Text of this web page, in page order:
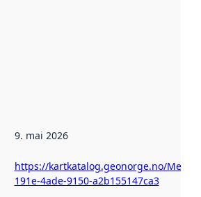
9. mai 2026
https://kartkatalog.geonorge.no/
191e-4ade-9150-a2b155147ca3